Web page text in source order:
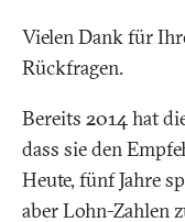
Vielen Dank für
Rückfragen.
Bereits 2014 hat
dass sie den
Heute, fünf Jahre
aber Lohn-Zahlen